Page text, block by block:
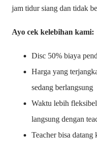
jam tidur siang dan tidak
Ayo cek kelebihan kami:
Disc 50% biaya
Harga yang
sedang berlangsung
Waktu lebih
langsung dengan
Teacher bisa datang